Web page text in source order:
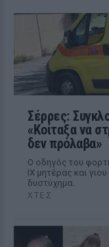
Σέρρες:
«Κοίταξα να
δεν πρόλαβα»
Ο οδηγός του
ΙΧ μητέρας και
δυστύχημα.
ΧΤΕΣ